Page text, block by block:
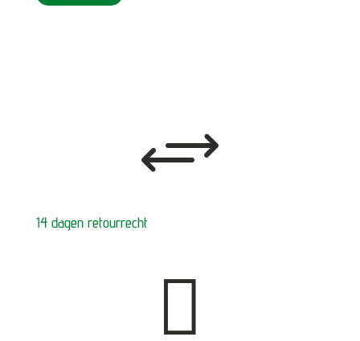
+
14 dagen retourrecht
